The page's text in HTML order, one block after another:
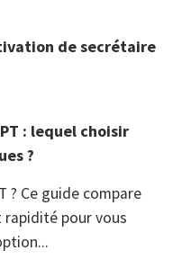
de secrétaire
: lequel choisir
?
? Ce guide compare
pour vous